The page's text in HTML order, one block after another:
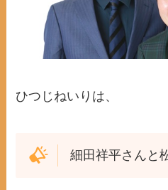
ひつじねいりは、
細田祥平さんと